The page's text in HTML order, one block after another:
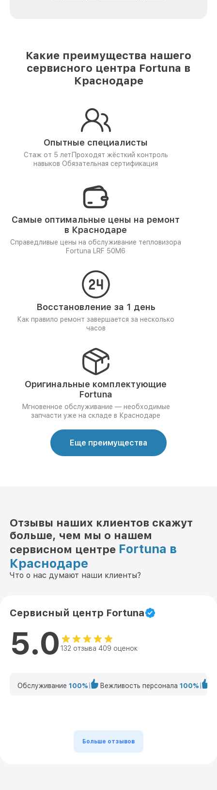
Какие преимущества нашего
сервисного центра Fortuna в
Краснодаре
Опытные специалисты
Стаж от 5 лет Проходят жёсткий контроль
навыков Обязательная сертификация
Самые оптимальные цены на ремонт
в Краснодаре
Справедливые цены на обслуживание тепловизора
Fortuna LRF 50M6
Восстановление за 1 день
Как правило ремонт завершается за несколько
часов
Оригинальные комплектующие
Fortuna
Мгновенное обслуживание — необходимые
запчасти уже на складе в Краснодаре
Еще преимущества
Отзывы наших клиентов скажут
больше, чем мы о нашем
сервисном центре Fortuna в
Краснодаре
Что о нас думают наши клиенты?
Сервисный центр Fortuna
5.0 132 отзыва 409 оценок
Обслуживание 100% Вежливость персонала 100%
Больше отзывов